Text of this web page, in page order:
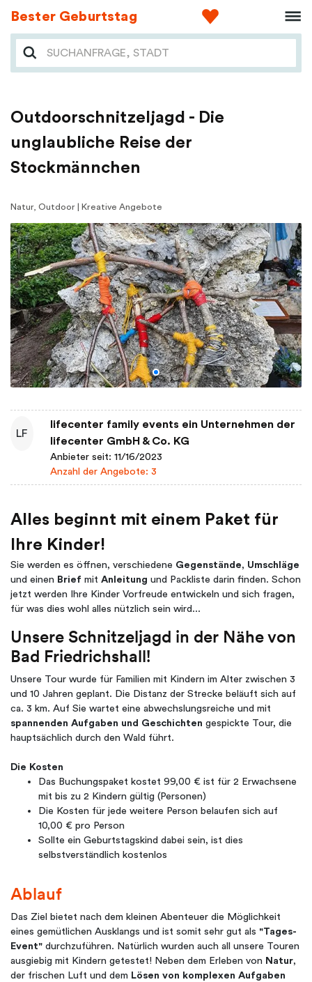
Bester Geburtstag
Outdoorschnitzeljagd - Die
unglaubliche Reise der
Stockmännchen
Natur, Outdoor | Kreative Angebote
LF
lifecenter family events ein Unternehmen der
lifecenter GmbH & Co. KG
Anbieter seit: 11/16/2023
Anzahl der Angebote: 3
Alles beginnt mit einem Paket für
Ihre Kinder!
Sie werden es öffnen, verschiedene Gegenstände, Umschläge
und einen Brief mit Anleitung und Packliste darin finden. Schon
jetzt werden Ihre Kinder Vorfreude entwickeln und sich fragen,
für was dies wohl alles nützlich sein wird...
Unsere Schnitzeljagd in der Nähe von
Bad Friedrichshall!
Unsere Tour wurde für Familien mit Kindern im Alter zwischen 3
und 10 Jahren geplant. Die Distanz der Strecke beläuft sich auf
ca. 3 km. Auf Sie wartet eine abwechslungsreiche und mit
spannenden Aufgaben und Geschichten gespickte Tour, die
hauptsächlich durch den Wald führt.
Die Kosten
Das Buchungspaket kostet 99,00 € ist für 2 Erwachsene
mit bis zu 2 Kindern gültig (Personen)
Die Kosten für jede weitere Person belaufen sich auf
10,00 € pro Person
Sollte ein Geburtstagskind dabei sein, ist dies
selbstverständlich kostenlos
Ablauf
Das Ziel bietet nach dem kleinen Abenteuer die Möglichkeit
eines gemütlichen Ausklangs und ist somit sehr gut als "Tages-
Event" durchzuführen. Natürlich wurden auch all unsere Touren
ausgiebig mit Kindern getestet! Neben dem Erleben von Natur,
der frischen Luft und dem Lösen von komplexen Aufgaben